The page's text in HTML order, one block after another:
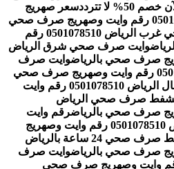
سعر صهريج
صرف صحي بالرياض 0501078510 رقم وايت وصهريج صرف صحي
وايت شفط صرف صحي غرب الرياض 0501078510 رقم
وايت صرف صحي شرق الرياض
وايت صرف
صحي جنوب الرياض 0501078510 رقم وايت وصهريج صرف صحي
وايت صرف صحي شمال الرياض 0501078510 رقم وايت
شفط صرف صحي الرياض
رقم وايت
شفط صرف صحي في الرياض 0501078510 رقم وايت وصهريج
وايت شفط صرف صحي 24 ساعة بالرياض
وايت صرف
الرياض 0501078510 رقم وايت وصهريج صرف صحي